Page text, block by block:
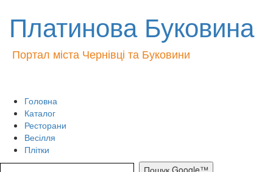
Платинова Буковина
Портал міста Чернівці та Буковини
Головна
Каталог
Ресторани
Весілля
Плітки